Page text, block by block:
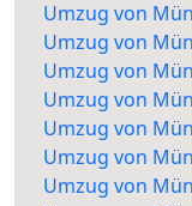
Umzug von
Umzug von
Umzug von
Umzug von
Umzug von
Umzug von
Umzug von